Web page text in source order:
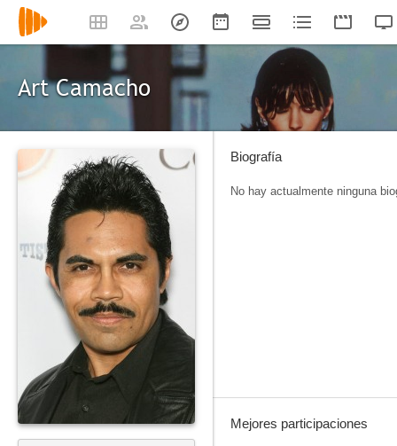
Art Camacho
Biografía
No hay actualmente ninguna
Mejores participaciones